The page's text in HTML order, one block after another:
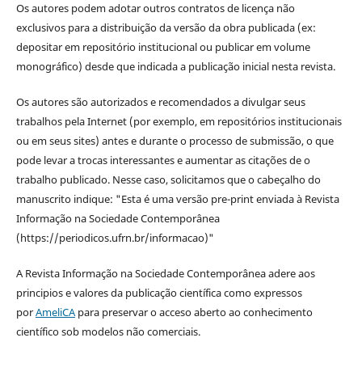
Os autores podem adotar outros contratos de licença não
exclusivos para a distribuição da versão da obra publicada (ex:
depositar em repositório institucional ou publicar em volume
monográfico) desde que indicada a publicação inicial nesta revista.
Os autores são autorizados e recomendados a divulgar seus
trabalhos pela Internet (por exemplo, em repositórios institucionais
ou em seus sites) antes e durante o processo de submissão, o que
pode levar a trocas interessantes e aumentar as citações de o
trabalho publicado. Nesse caso, solicitamos que o cabeçalho do
manuscrito indique: "Esta é uma versão pre-print enviada à Revista
Informação na Sociedade Contemporânea
(https://periodicos.ufrn.br/informacao)"
A Revista Informação na Sociedade Contemporânea adere aos
principios e valores da publicação científica como expressos
porAmeliCApara preservar o acceso aberto ao conhecimento
científico sob modelos não comerciais.